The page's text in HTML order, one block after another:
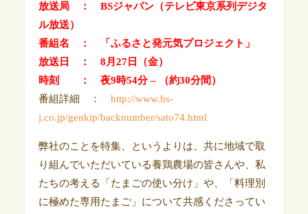
放送局 ： BSジャパン（テレビ東京系列デジタ
ル放送）
番組名 ： 「ふるさと発元気プロジェクト」
放送日 ： 8月27日（金）
時刻 ： 夜9時54分 – （約30分間）
番組詳細 ： http://www.bs-
j.co.jp/genkip/backnumber/sato74.html
弊社のことを特集、というよりは、共に地域で取
り組んでいただいている養鶏農場の皆さんや、私
たちの考える「たまごの使い分け」や、「料理別
に極めた専用たまご」について共感くださってい